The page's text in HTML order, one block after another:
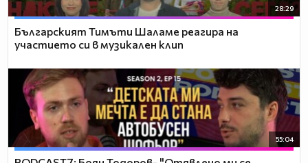
28:29
Българският Тимъти Шаламе реагира на
участието си в музикален клип
55:04